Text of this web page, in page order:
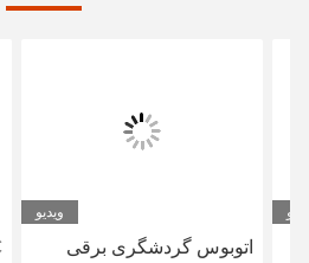
اتوبوس گردشگری برقی